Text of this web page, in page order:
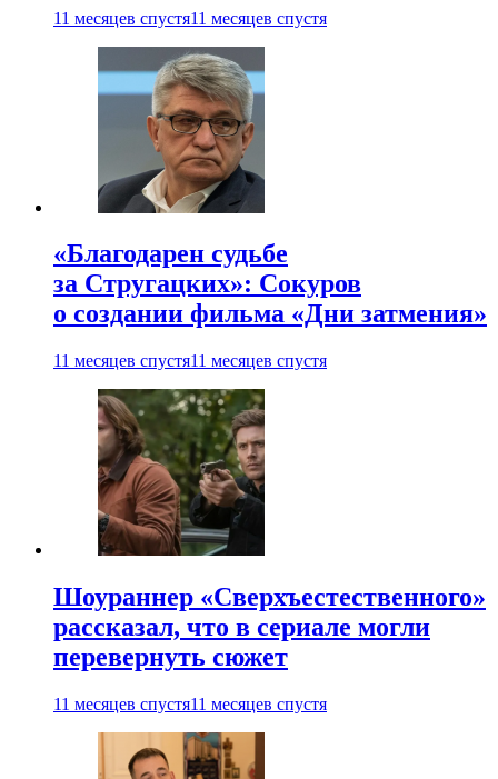
11 месяцев спустя11 месяцев спустя
«Благодарен судьбе
за Стругацких»: Сокуров
о создании фильма «Дни затмения»
11 месяцев спустя11 месяцев спустя
Шоураннер «Сверхъестественного»
рассказал, что в сериале могли
перевернуть сюжет
11 месяцев спустя11 месяцев спустя